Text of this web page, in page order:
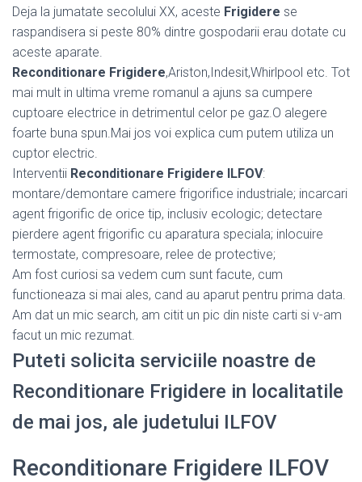
Deja la jumatate secolului XX, aceste Frigidere se
raspandisera si peste 80% dintre gospodarii erau dotate cu
aceste aparate.
Reconditionare Frigidere,Ariston,Indesit,Whirlpool etc. Tot
mai mult in ultima vreme romanul a ajuns sa cumpere
cuptoare electrice in detrimentul celor pe gaz.O alegere
foarte buna spun.Mai jos voi explica cum putem utiliza un
cuptor electric.
Interventii Reconditionare Frigidere ILFOV:
montare/demontare camere frigorifice industriale; incarcari
agent frigorific de orice tip, inclusiv ecologic; detectare
pierdere agent frigorific cu aparatura speciala; inlocuire
termostate, compresoare, relee de protective;
Am fost curiosi sa vedem cum sunt facute, cum
functioneaza si mai ales, cand au aparut pentru prima data.
Am dat un mic search, am citit un pic din niste carti si v-am
facut un mic rezumat.
Puteti solicita serviciile noastre de
Reconditionare Frigidere in localitatile
de mai jos, ale judetului ILFOV
Reconditionare Frigidere ILFOV